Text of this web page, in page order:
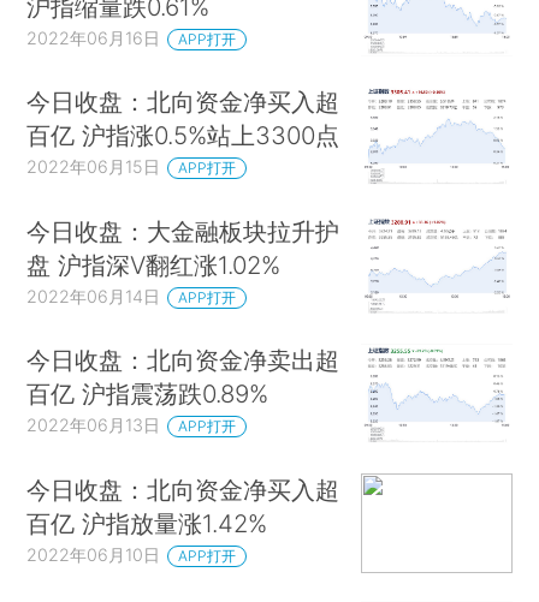
沪指缩量跌0.61%
2022年06月16日 APP打开
今日收盘：北向资金净买入超
百亿 沪指涨0.5%站上3300点
2022年06月15日 APP打开
今日收盘：大金融板块拉升护
盘 沪指深V翻红涨1.02%
2022年06月14日 APP打开
今日收盘：北向资金净卖出超
百亿 沪指震荡跌0.89%
2022年06月13日 APP打开
今日收盘：北向资金净买入超
百亿 沪指放量涨1.42%
2022年06月10日 APP打开